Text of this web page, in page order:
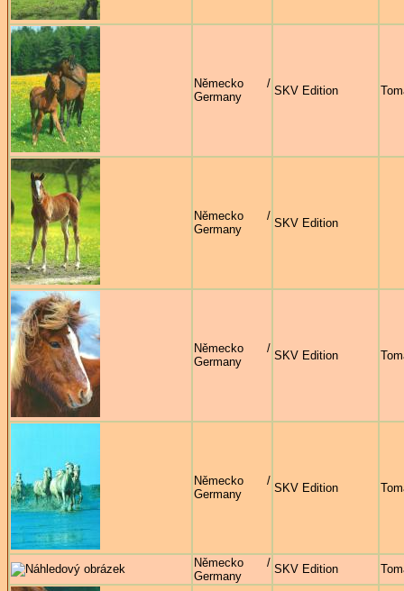
Německo /
Germany
SKV Edition
Německo /
Germany
SKV Edition
Německo /
Germany
SKV Edition
Německo /
Germany
SKV Edition
Německo /
Germany
SKV Edition